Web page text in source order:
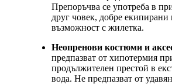
Препоръчва се употреба в
друг човек, добре екипирани
възможност с жилетка.
Неопренови костюми и
предпазват от хипотермия
продължителен престой в
вода. Не предпазват от